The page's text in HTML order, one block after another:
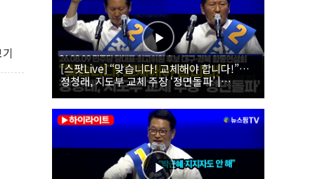
[스팟Live] “맞습니다! 교체해야 합니다!”…
정청래, 지도부 교체 주장 ‘정면돌파’ |
26.08.09 더불어민주당 당대표·최고위원 후
보 대구·경북 합동연설회